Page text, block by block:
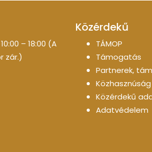
10:00 – 18:00 (A
zár.)
Közérdekű
TÁMOP
Támogatás
Partnerek,
Közhasznúság
Közérdekű
Adatvédelem